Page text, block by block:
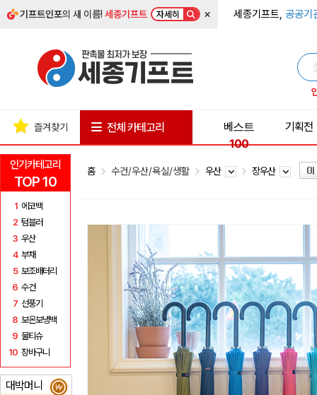
기프트인포의 새 이름!세종기프트 자세히 × 세종기프트, 공공기
인기카테고리
TOP 10
1 에코백
2 텀블러
3 우산
4 부채
5 보조배터리
6 수건
7 선풍기
8 보온보냉백
9 물티슈
10 장바구니
대박머니 ₩
즐겨찾기 전체 카테고리
베스트
100
기획전
홈 수건/우산/욕실/생활 우산 장우산